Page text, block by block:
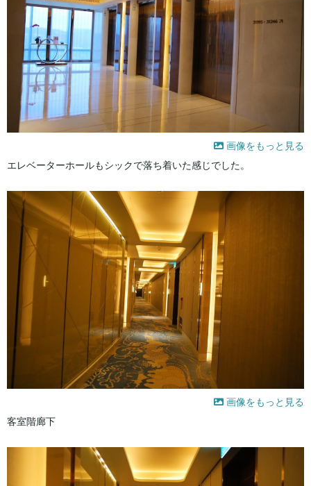
画像をもっと見る
エレベーターホールもシックで落ち着いた感じでした。
画像をもっと見る
客室階廊下